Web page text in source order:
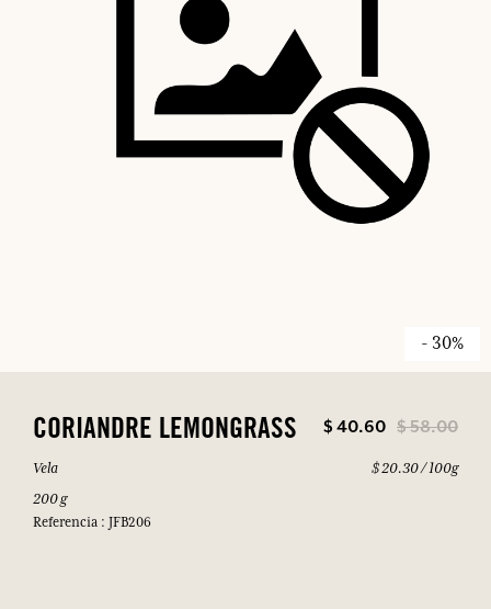
- 30%
CORIANDRE LEMONGRASS $ 40.60 $ 58.00
Vela
200 g
Referencia : JFB206
$ 20.30 / 100g